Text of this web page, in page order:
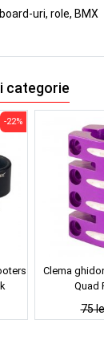
uri, role, BMX
categorie
-22%
Clema
Quad
75